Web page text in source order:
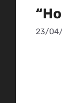
23/04/